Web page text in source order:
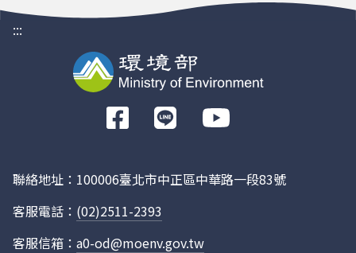
:::
前
往
聯絡地址：100006臺北市中正區中華路一段83號
客服電話： (02)2511-2393
客服信箱： a0-od@moenv.gov.tw